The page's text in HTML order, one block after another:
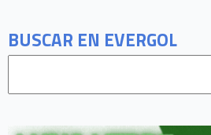
BUSCAR EN EVERGOL